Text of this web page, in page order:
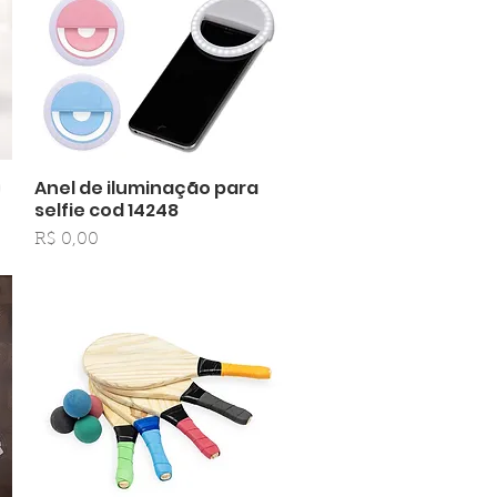
Visualização rápida
Anel de iluminação para
selfie cod 14248
Preço
R$ 0,00